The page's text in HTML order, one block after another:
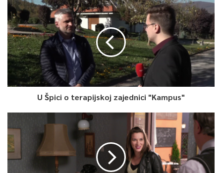
šestosjed, proširenje i uređenje staza na potezu Babin Do –
vrh Bjelašnice, uređenje dječijeg zimskog parka, izgradnja
modernog parkinga i niz drugih projekata.
Sva ulaganja u olimpijsku infrastrukturu rezultiraju
produženjem zimske turističke sezone, povećanjem broja
korisnika i njihove potrošnje, što direktno utječe na povećenje
prihoda preduzeća i njegovu samoodrživost te poslovnu
likvidnost.
Article Rating
U Špici o terapijskoj zajednici "Kampus"